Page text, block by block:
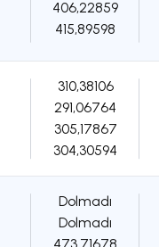
406,22859
415,89598
310,38106
291,06764
305,17867
304,30594
Dolmadı
Dolmadı